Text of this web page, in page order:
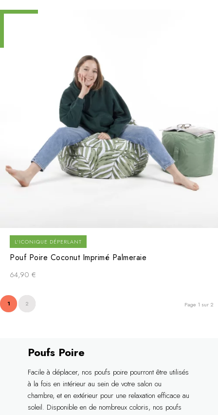
L'ICONIQUE DÉPERLANT
Pouf Poire Coconut Imprimé Palmeraie
64,90 €
Page 1 sur 2
1 2
Poufs Poire
Facile à déplacer, nos poufs poire pourront être utilisés
à la fois en intérieur au sein de votre salon ou
chambre, et en extérieur pour une relaxation efficace au
soleil. Disponible en de nombreux coloris, nos poufs